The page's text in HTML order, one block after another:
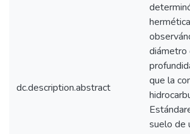
dc.description.abstract
diámetro
que la
suelo de